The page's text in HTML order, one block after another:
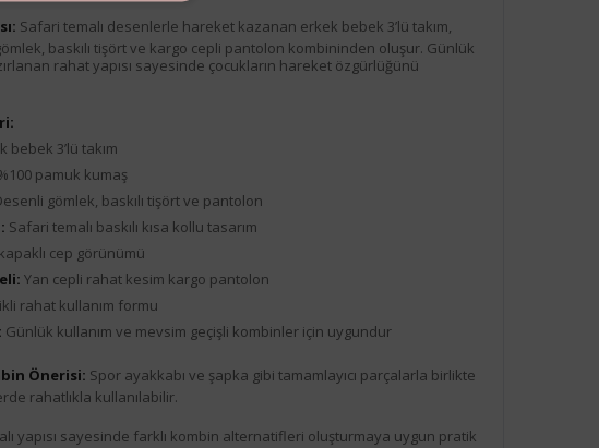
Safari temalı desenlerle hareket kazanan erkek bebek 3’lü takım,
baskılı tişört ve kargo cepli pantolon kombininden oluşur. Günlük
rahat yapısı sayesinde çocukların hareket özgürlüğünü
bebek 3’lü takım
pamuk kumaş
gömlek, baskılı tişört ve pantolon
Safari temalı baskılı kısa kollu tasarım
cep görünümü
Yan cepli rahat kesim kargo pantolon
rahat kullanım formu
Günlük kullanım ve mevsim geçişli kombinler için uygundur
Önerisi: Spor ayakkabı ve şapka gibi tamamlayıcı parçalarla birlikte
rahatlıkla kullanılabilir.
yapısı sayesinde farklı kombin alternatifleri oluşturmaya uygun pratik